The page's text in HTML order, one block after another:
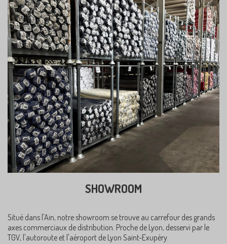
SHOWROOM
Situé dans l'Ain, notre showroom se trouve au carrefour des grands
axes commerciaux de distribution. Proche de Lyon, desservi par le
TGV, l'autoroute et l'aéroport de Lyon Saint-Exupéry.